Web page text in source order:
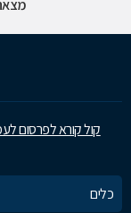
קול קורא לפרסום
כלים